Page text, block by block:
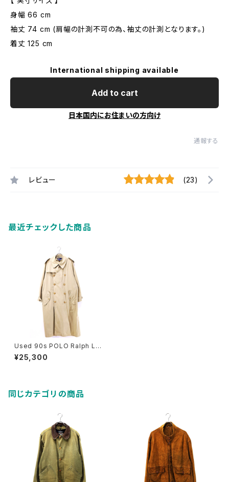
身幅 66 cm
袖丈 74 cm (肩幅の計測不可の為、袖丈の計測となります。)
着丈 125 cm
International shipping available
Add to cart
日本国内にお住まいの方向け
通報する
レビュー (23)
最近チェックした商品
Used 90s POLO Ralph Lau
ren Khaki Cotton Poplin Do
uble Breasted Trench Coat
¥25,300
同じカテゴリの商品